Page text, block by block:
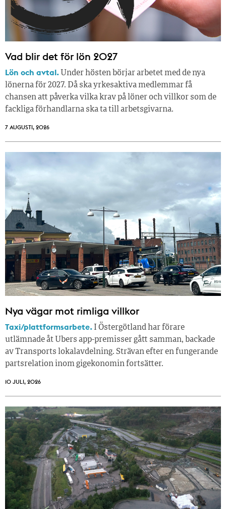
Vad blir det för lön 2027
Lön och avtal. Under hösten börjar arbetet med de nya
lönerna för 2027. Då ska yrkesaktiva medlemmar få
chansen att påverka vilka krav på löner och villkor som de
fackliga förhandlarna ska ta till arbetsgivarna.
7 AUGUSTI, 2026
Nya vägar mot rimliga villkor
Taxi/plattformsarbete. I Östergötland har förare
utlämnade åt Ubers app-premisser gått samman, backade
av Transports lokalavdelning. Strävan efter en fungerande
partsrelation inom gigekonomin fortsätter.
10 JULI, 2026